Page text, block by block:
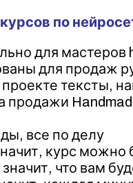
по
для мастеров
для продаж
тексты,
продажи
все по делу
курс можно
что вам